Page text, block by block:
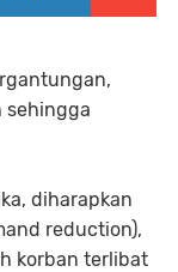
sehingga
diharapkan
reduction),
korban terlibat